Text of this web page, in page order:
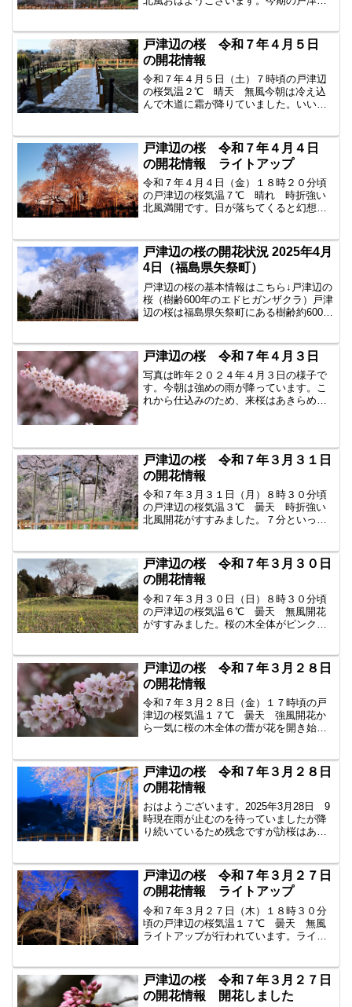
らっしゃったようです。夜のライトアッ
プも好評のようでした。１...
戸津辺の桜 令和７年４月５日
の開花情報
令和７年４月５日（土）７時頃の戸津辺
の桜気温２℃ 晴天 無風今朝は冷え込
んで木道に霜が降りていました。いいお
思われます。時間に余裕を持ってお越し
下さい。福島県東白川郡矢...
戸津辺の桜 令和７年４月４日
の開花情報 ライトアップ
令和７年４月４日（金）１８時２０分頃
の戸津辺の桜気温７℃ 晴れ 時折強い
北風満開です。日が落ちてくると幻想的
た。駐車場に入る車の渋滞が起きていま
した。ライトアップは４月...
戸津辺の桜の開花状況 2025年4月
4日（福島県矢祭町）
戸津辺の桜の基本情報はこちら↓戸津辺の
桜（樹齢600年のエドヒガンザクラ）戸津
辺の桜は福島県矢祭町にある樹齢約600年
年4月4日9時30分頃の戸津辺の桜です。気
温1...
戸津辺の桜 令和７年４月３日
写真は昨年２０２４年４月３日の様子で
す。今朝は強めの雨が降っています。こ
れから仕込みのため、来桜はあきらめま
しょう。皆さんの投稿を見...
戸津辺の桜 令和７年３月３１日
の開花情報
令和７年３月３１日（月）８時３０分頃
の戸津辺の桜気温３℃ 曇天 時折強い
北風開花がすすみました。７分といった
すぐでしょうか？お日様が出るともっと
映えるのですが残念です。明...
戸津辺の桜 令和７年３月３０日
の開花情報
令和７年３月３０日（日）８時３０分頃
の戸津辺の桜気温６℃ 曇天 無風開花
がすすみました。桜の木全体がピンク色
今日はイベントが行われます。皆様のお
越しをお待ちしています。...
戸津辺の桜 令和７年３月２８日
の開花情報
令和７年３月２８日（金）１７時頃の戸
津辺の桜気温１７℃ 曇天 強風開花か
ら一気に桜の木全体の蕾が花を開き始め
にはもっと咲いていることでしょう。福
島県東白川郡矢祭町大字中...
戸津辺の桜 令和７年３月２８日
の開花情報
おはようございます。2025年3月28日 9
時現在雨が止むのを待っていましたが降
り続いているため残念ですが訪桜はあき
を撮ろうと思って構えましたが難しいで
すね#空ネット ...
戸津辺の桜 令和７年３月２７日
の開花情報 ライトアップ
令和７年３月２７日（木）１８時３０分
頃の戸津辺の桜気温１７℃ 曇天 無風
ライトアップが行われています。ライト
開ではありませんが、ライトが当たると
咲いているように見え...
戸津辺の桜 令和７年３月２７日
の開花情報 開花しました